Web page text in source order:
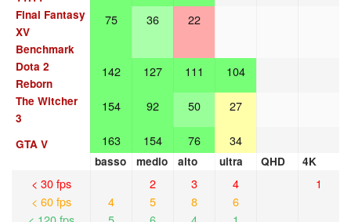
Final Fantasy
XV
Benchmark
75 36 22
Dota 2
Reborn
142 127 111 104
The Witcher
3
154 92 50 27
GTA V 163 154 76 34
basso medio alto ultra QHD 4K
< 30 fps
< 60 fps
4
2
5
3
8
4
6
1